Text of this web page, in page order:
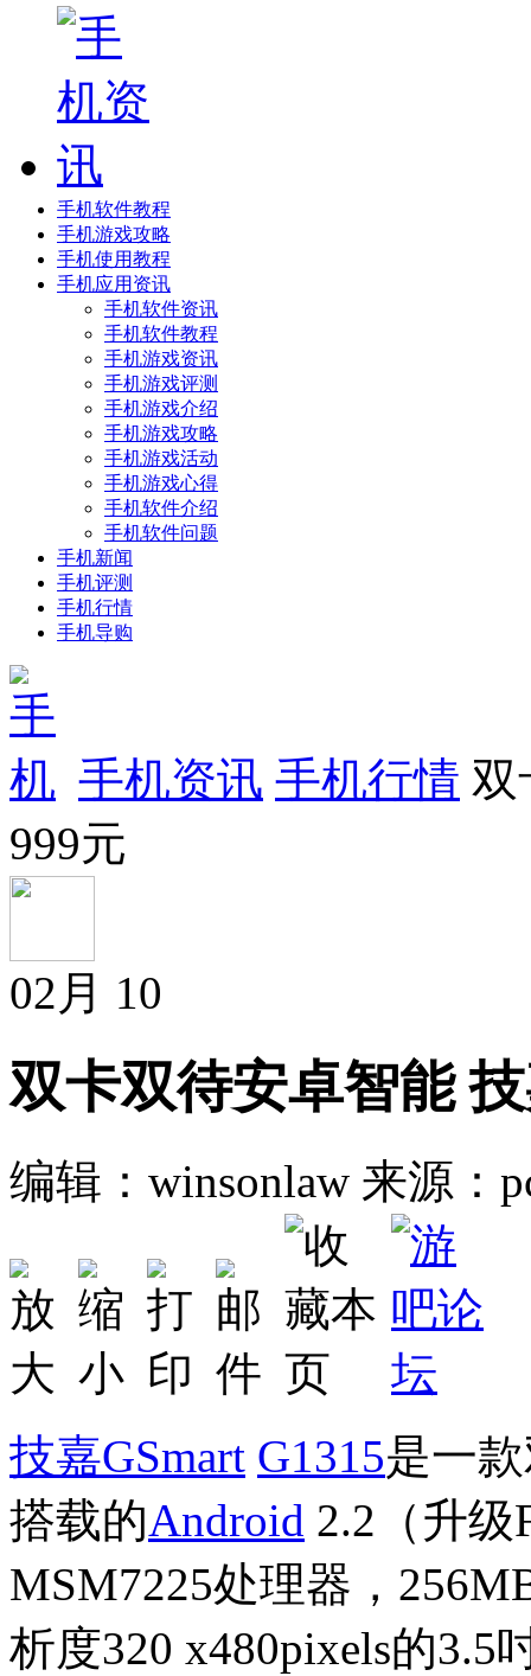
手机软件教程
手机游戏攻略
手机使用教程
手机应用资讯
手机软件资讯
手机软件教程
手机游戏资讯
手机游戏评测
手机游戏介绍
手机游戏攻略
手机游戏活动
手机游戏心得
手机软件介绍
手机软件问题
手机新闻
手机评测
手机行情
手机导购
手机资讯 手机行情 双
999元
02月 10
双卡双待安卓智能
编辑：winsonlaw 来源：
技嘉GSmart G1315是一
搭载的Android 2.2（升级
MSM7225处理器，
析度320 x480pixels的